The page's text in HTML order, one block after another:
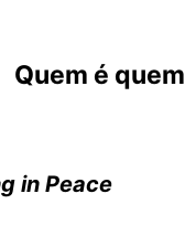
Quem é quem
in Peace